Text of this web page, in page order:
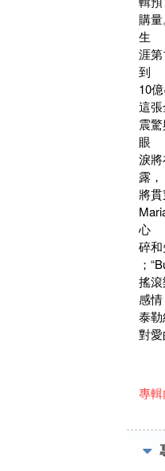
購
生
涯
到
10
這
震
眼
淚
露，
將
心
碎
；
搖
感情
泰
對
專